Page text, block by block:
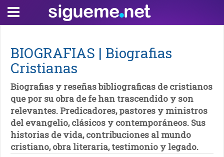
BIOGRAFIAS | Biografias
Cristianas
Biografias y reseñas bibliograficas de cristianos
que por su obra de fe han trascendido y son
relevantes. Predicadores, pastores y ministros
del evangelio, clásicos y contemporáneos. Sus
historias de vida, contribuciones al mundo
cristiano, obra literaria, testimonio y legado.